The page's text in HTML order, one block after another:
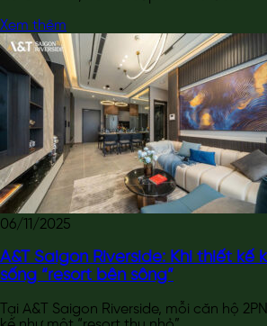
Xem thêm
06/11/2025
A&T Saigon Riverside: Khi thiết kế
sống “resort bên sông”
Tại A&T Saigon Riverside, mỗi căn hộ